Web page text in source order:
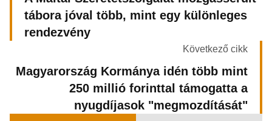
tábora jóval több, mint egy különleges
rendezvény
Következő cikk
Magyarország Kormánya idén több mint
250 millió forinttal támogatta a
nyugdíjasok "megmozdítását"